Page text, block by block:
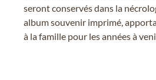
seront conservés dans la
album souvenir imprimé,
à la famille pour les années à